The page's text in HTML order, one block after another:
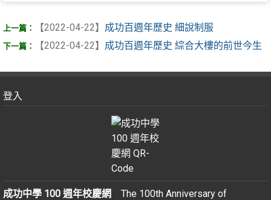
【2022-04-22】 成功百週年歷史 細說制服
【2022-04-22】 成功百週年歷史 綜合大樓的前世今生
登入
成功中學 100 週年校慶網 The 100th Anniversary of